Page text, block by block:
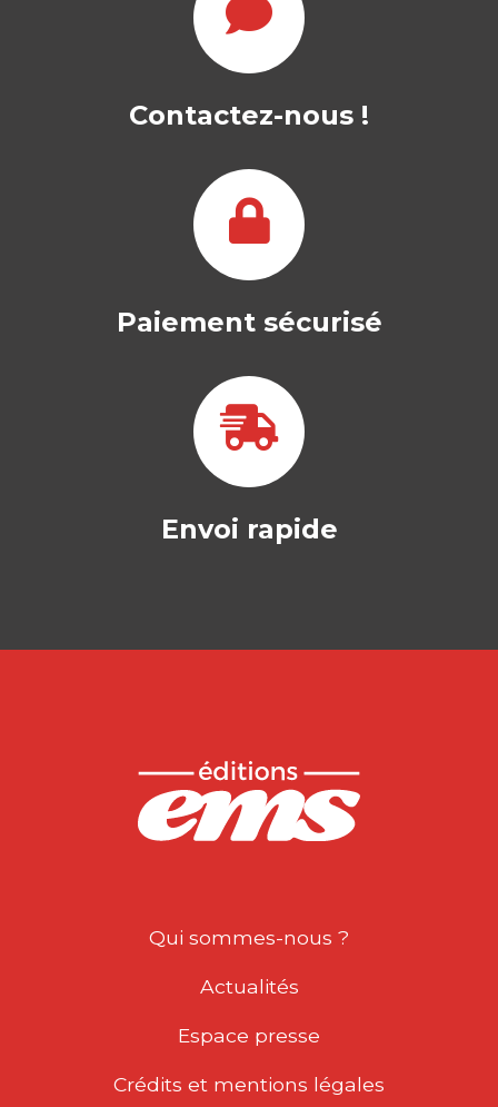
TWITTER PAR LES
CANDIDATS
GILLES BRACHOTTE|
Perspectives internationales lors des
élections au Parlement européen en
mai 2014 Cet ouvrage…
29,00
Contactez-nous !
Paiement sécurisé
Envoi rapide
Qui sommes-nous ?
Actualités
Espace presse
Crédits et mentions légales